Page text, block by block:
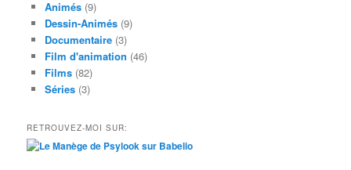
Animés(9)
Dessin-Animés(9)
Documentaire(3)
Film d'animation (46)
Films(82)
Séries(3)
RETROUVEZ-MOI SUR: